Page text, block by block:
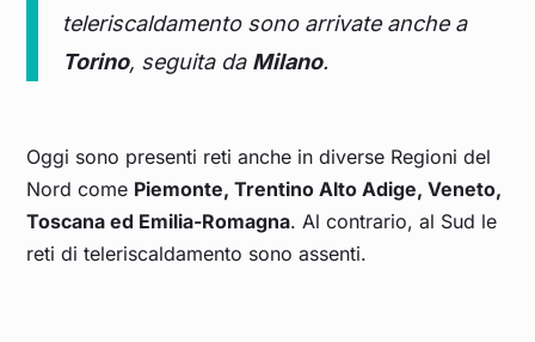
teleriscaldamento sono arrivate anche a
Torino, seguita da Milano.
Oggi sono presenti reti anche in diverse Regioni del
Nord come Piemonte, Trentino Alto Adige, Veneto,
Toscana ed Emilia-Romagna. Al contrario, al Sud le
reti di teleriscaldamento sono assenti.